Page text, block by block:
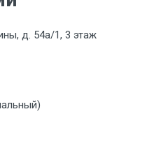
д. 54а/1, 3 этаж